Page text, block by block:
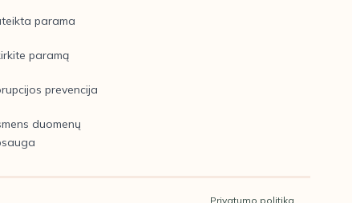
parama
paramą
prevencija
duomenų
Privatumo politika